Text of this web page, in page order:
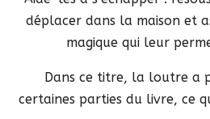
déplacer dans la maison et
magique qui leur
Dans ce titre, la loutre a
certaines parties du livre, ce